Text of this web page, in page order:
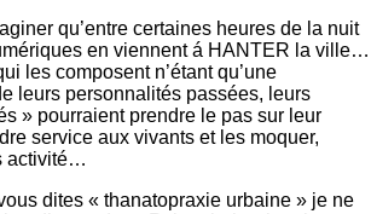
qu’entre certaines heures de la nuit
en viennent á HANTER la ville…
les composent n’étant qu’une
leurs personnalités passées, leurs
» pourraient prendre le pas sur leur
service aux vivants et les moquer,
activité…
dites « thanatopraxie urbaine » je ne